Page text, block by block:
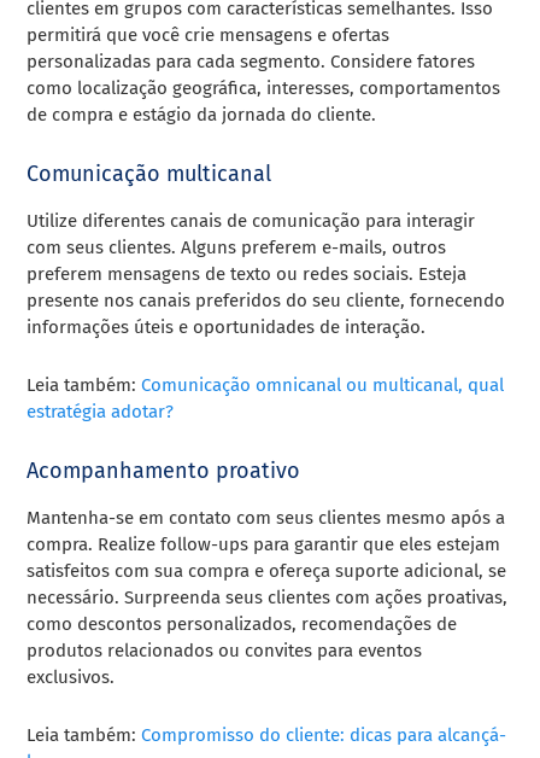
clientes em grupos com características semelhantes. Isso
permitirá que você crie mensagens e ofertas
personalizadas para cada segmento. Considere fatores
como localização geográfica, interesses, comportamentos
de compra e estágio da jornada do cliente.
Comunicação multicanal
Utilize diferentes canais de comunicação para interagir
com seus clientes. Alguns preferem e-mails, outros
preferem mensagens de texto ou redes sociais. Esteja
presente nos canais preferidos do seu cliente, fornecendo
informações úteis e oportunidades de interação.
Leia também:Comunicação omnicanal ou multicanal, qual
estratégia adotar?
Acompanhamento proativo
Mantenha-se em contato com seus clientes mesmo após a
compra. Realize follow-ups para garantir que eles estejam
satisfeitos com sua compra e ofereça suporte adicional, se
necessário. Surpreenda seus clientes com ações proativas,
como descontos personalizados, recomendações de
produtos relacionados ou convites para eventos
exclusivos.
Leia também:Compromisso do cliente: dicas para alcançá-